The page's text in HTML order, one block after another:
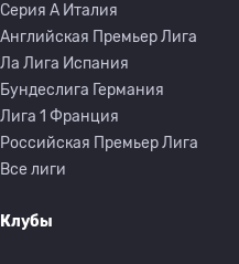
Серия A Италия
Английская Премьер Лига
Ла Лига Испания
Бундеслига Германия
Лига 1 Франция
Российская Премьер Лига
Все лиги
Клубы